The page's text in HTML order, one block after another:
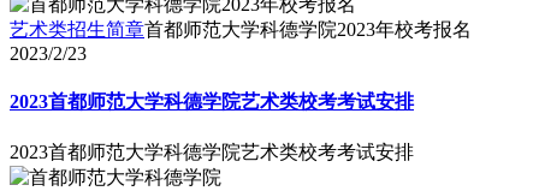
艺术类招生简章首都师范大学科德学院2023年校考报名
2023/2/23
2023首都师范大学科德学院艺术类校考考试安排
2023首都师范大学科德学院艺术类校考考试安排